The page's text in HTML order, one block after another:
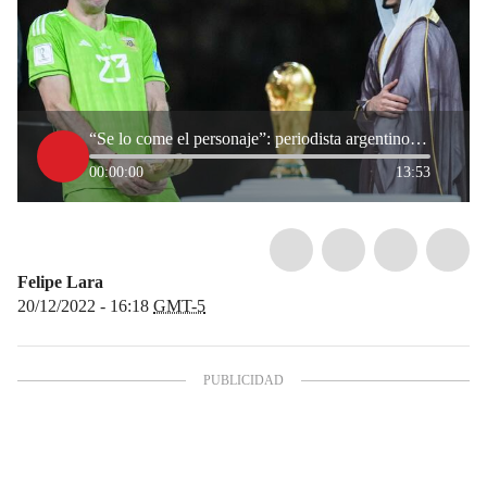
“Se lo come el personaje”: periodista argentino por celebraciones de ‘Dibu’ Martínez
00:00:00 13:53
Felipe Lara
20/12/2022 - 16:18 GMT-5